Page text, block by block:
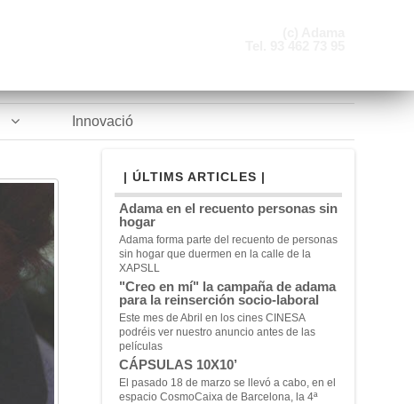
Innovació
| ÚLTIMS ARTICLES |
Adama en el recuento personas sin
hogar
Adama forma parte del recuento de personas
sin hogar que duermen en la calle de la
XAPSLL
"Creo en mí" la campaña de adama
para la reinserción socio-laboral
Este mes de Abril en los cines CINESA
podréis ver nuestro anuncio antes de las
películas
CÁPSULAS 10X10’
El pasado 18 de marzo se llevó a cabo, en el
espacio CosmoCaixa de Barcelona, la 4ª